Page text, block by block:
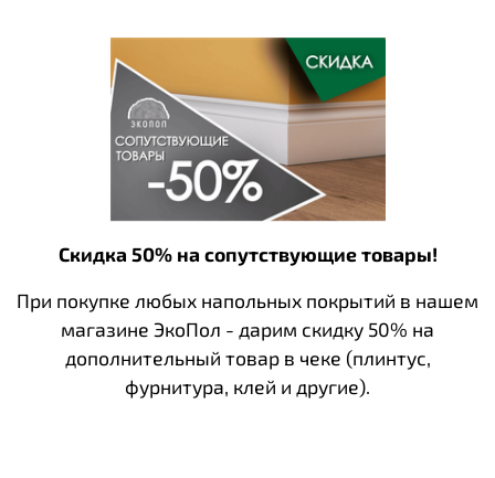
Скидка 50% на сопутствующие товары!
При покупке любых напольных покрытий в нашем
магазине ЭкоПол - дарим скидку 50% на
дополнительный товар в чеке (плинтус,
фурнитура, клей и другие).